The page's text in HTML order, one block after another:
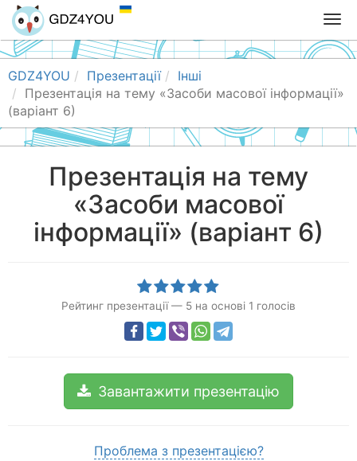
T
o
g
l
n
a
GDZ4YOU Презентації
Інші
Презентація на тему «Засоби масової інформації»
(варіант 6)
Презентація на тему
«Засоби масової
інформації» (варіант 6)
Рейтинг презентації — 5 на основі 1 голосів
Завантажити презентацію
Проблема з презентацією?